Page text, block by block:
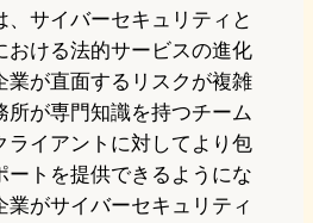
、サイバーセキュリティと
おける法的サービスの進化
業が直面するリスクが複雑
所が専門知識を持つチーム
ライアントに対してより包
ートを提供できるようにな
業がサイバーセキュリティ